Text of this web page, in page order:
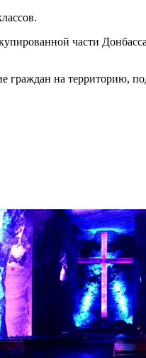
части
граждан на территорию,